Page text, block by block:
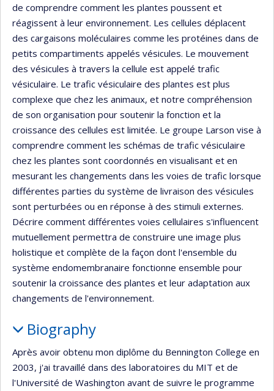
de comprendre comment les plantes poussent et
réagissent à leur environnement. Les cellules déplacent
des cargaisons moléculaires comme les protéines dans de
petits compartiments appelés vésicules. Le mouvement
des vésicules à travers la cellule est appelé trafic
vésiculaire. Le trafic vésiculaire des plantes est plus
complexe que chez les animaux, et notre compréhension
de son organisation pour soutenir la fonction et la
croissance des cellules est limitée. Le groupe Larson vise à
comprendre comment les schémas de trafic vésiculaire
chez les plantes sont coordonnés en visualisant et en
mesurant les changements dans les voies de trafic lorsque
différentes parties du système de livraison des vésicules
sont perturbées ou en réponse à des stimuli externes.
Décrire comment différentes voies cellulaires s'influencent
mutuellement permettra de construire une image plus
holistique et complète de la façon dont l'ensemble du
système endomembranaire fonctionne ensemble pour
soutenir la croissance des plantes et leur adaptation aux
changements de l'environnement.
Biography
Après avoir obtenu mon diplôme du Bennington College en
2003, j'ai travaillé dans des laboratoires du MIT et de
l'Université de Washington avant de suivre le programme